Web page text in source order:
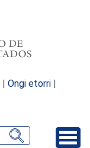
| Ongi etorri |